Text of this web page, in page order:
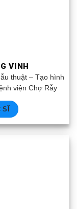
VINH
thuật – Tạo hình
viện Chợ Rẫy
SĨ